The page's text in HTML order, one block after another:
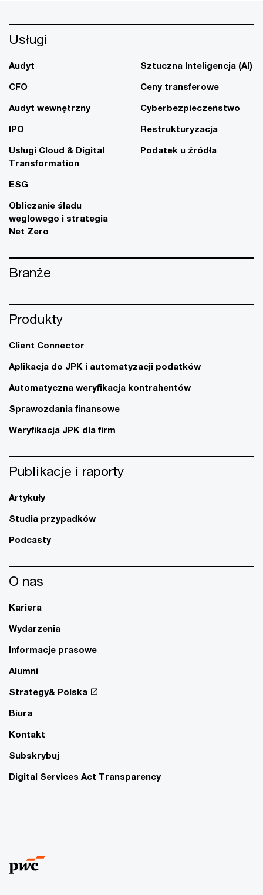
Usługi
Audyt
CFO
Audyt wewnętrzny
IPO
Usługi Cloud & Digital
Transformation
ESG
Obliczanie śladu
węglowego i strategia
Net Zero
Sztuczna Inteligencja (AI)
Ceny transferowe
Cyberbezpieczeństwo
Restrukturyzacja
Podatek u źródła
Branże
Produkty
Client Connector
Aplikacja do JPK i automatyzacji podatków
Automatyczna weryfikacja kontrahentów
Sprawozdania finansowe
Weryfikacja JPK dla firm
Publikacje i raporty
Artykuły
Studia przypadków
Podcasty
O nas
Kariera
Wydarzenia
Informacje prasowe
Alumni
Strategy& Polska
Biura
Kontakt
Subskrybuj
Digital Services Act Transparency